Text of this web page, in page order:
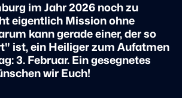
im Jahr 2026 noch zu
eigentlich Mission ohne
kann gerade einer, der so
ist, ein Heiliger zum Aufatmen
3. Februar. Ein gesegnetes
wir Euch!